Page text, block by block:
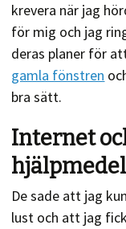
krevera när jag
för mig och jag
deras planer för
gamla fönstren
bra sätt.
Internet
hjälpmedel
De sade att jag
lust och att jag